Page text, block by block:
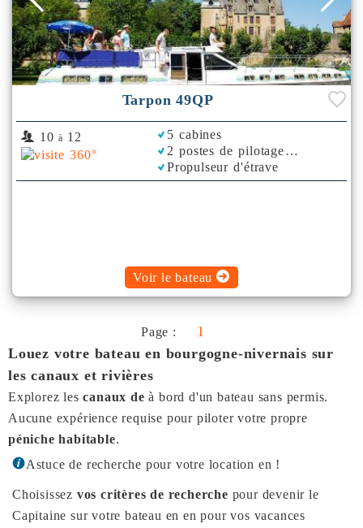
Tarpon 49QP
10 à 12
5 cabines
2 postes de pilotage
Propulseur d'étrave
Climatisation
Voir le bateau
Page :
1
Louez votre bateau en bourgogne-nivernais sur
les canaux et rivières
Explorez lescanaux deà bord d'un bateau sans permis.
Aucune expérience requise pour piloter votre propre
péniche habitable.
Astuce de recherche pour votre location en !
Choisissez vos critères de recherche pour devenir le
Capitaine sur votre bateau en en pour vos vacances